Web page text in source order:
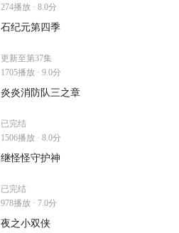
274播放 · 8.0分
石纪元第四季
更新至第37集
1705播放 · 9.0分
炎炎消防队三之章
已完结
1506播放 · 8.0分
继怪怪守护神
已完结
978播放 · 7.0分
夜之小双侠